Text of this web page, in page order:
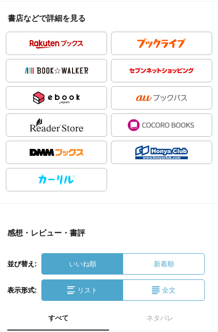
書店などで詳細を見る
感想・レビュー・書評
並び替え: いいね順 新着順
表示形式: リスト 全文
すべて ネタバレ